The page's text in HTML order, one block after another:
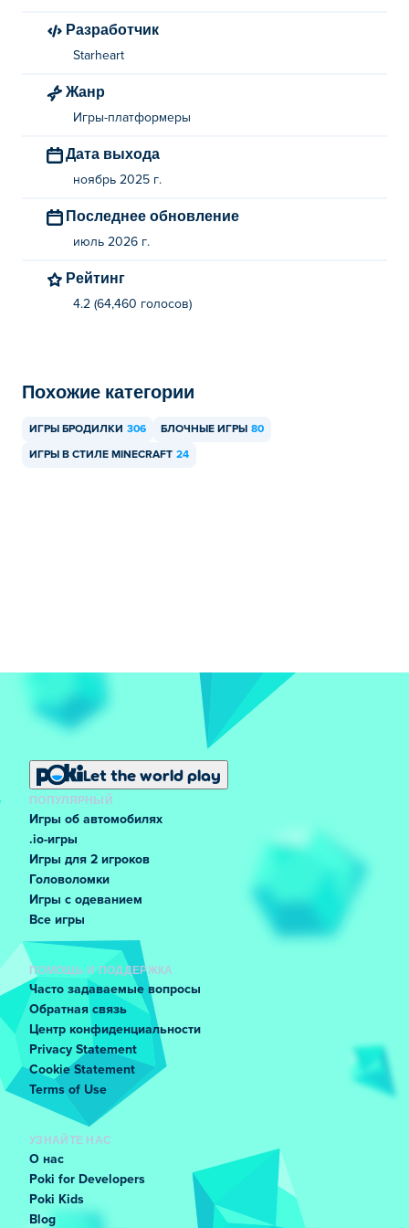
Beardie Craft Survival создана компанией Starheart. Это
их первая игра на Poki!
Как можно бесплатно поиграть в Beardie
Craft Survival?
Poki.
мобильных устройствах и компьютере?
Разработчик
Starheart
Жанр
Игры-платформеры
Дата выхода
ноябрь 2025 г.
Последнее обновление
июль 2026 г.
Рейтинг
4.2 (64,460 голосов)
Похожие категории
ИГРЫ БРОДИЛКИ 306 БЛОЧНЫЕ ИГРЫ 80
ИГРЫ В СТИЛЕ MINECRAFT 24
Let the world play
ПОПУЛЯРНЫЙ
Игры об автомобилях
.io-игры
Игры для 2 игроков
Головоломки
Игры с одеванием
Все игры
ПОМОЩЬ И ПОДДЕРЖКА
Часто задаваемые вопросы
Обратная связь
Центр конфиденциальности
Privacy Statement
Cookie Statement
Terms of Use
УЗНАЙТЕ НАС
О нас
Poki for Developers
Poki Kids
Blog